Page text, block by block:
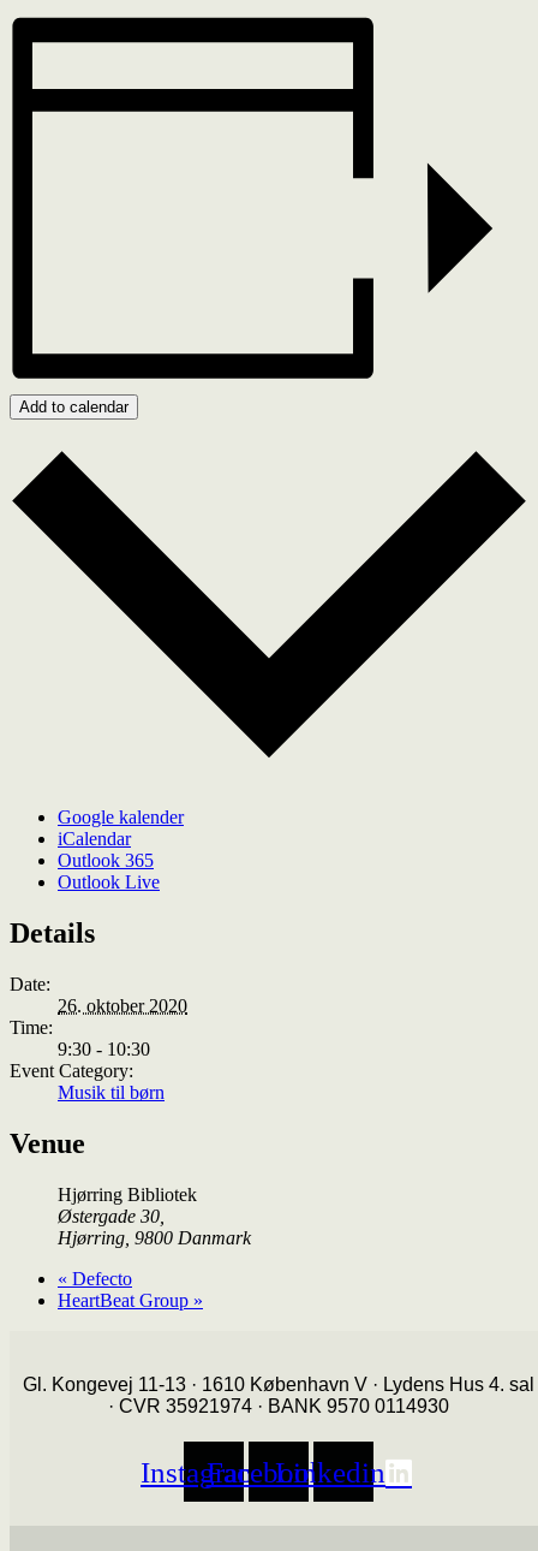
Add to calendar
Google kalender
iCalendar
Outlook 365
Outlook Live
Details
Date:
26. oktober 2020
Time:
9:30 - 10:30
Event Category:
Musik til børn
Venue
Hjørring Bibliotek
Østergade 30,
Hjørring 9800 Danmark
« Defecto
HeartBeat Group »
Gl. Kongevej 11-13 · 1610 København V · Lydens Hus 4. sal
· CVR 35921974 · BANK 9570 0114930
InstagramFacebookLinkedin